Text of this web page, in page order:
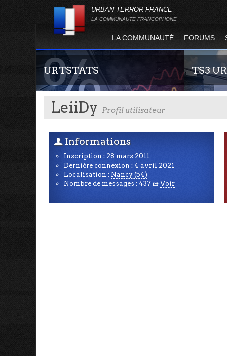
URBAN TERROR FRANCE
LA COMMUNAUTE FRANCOPHONE
LA COMMUNAUTÉ FORUMS
URTSTATS
Statistiques globales et en temps réel de la
totalité des serveurs d'Urban Terror. Suivez
l'évolution du nombre de joueurs sur Urban
TS3
LeiiDy Profil utilisateur
U Informations
Inscription : 28 mars 2011
Dernière connexion : 4 avril 2021
Localisation : Nancy (54)
Nombre de messages : 437 R Voir